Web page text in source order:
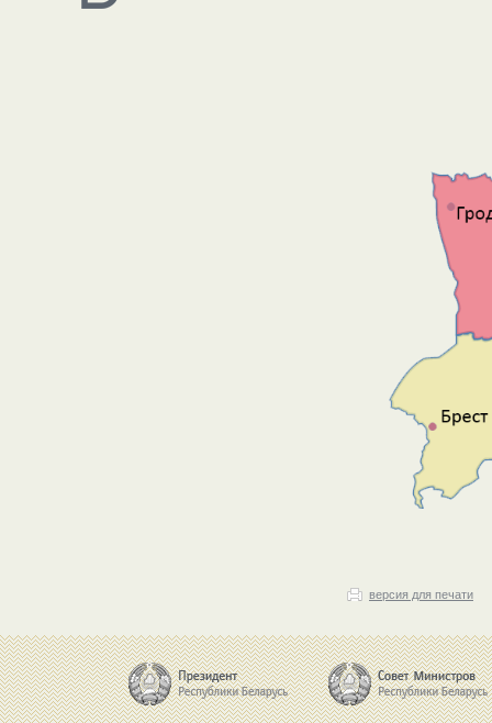
версия для печати